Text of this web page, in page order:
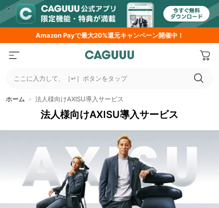
AmazonPayで最大20%還元キャンペーン開催中！
ここに入力して、［↵］ボタンをタップ
ホーム ＞ 法人様向けAXISU導入サービス
法人様向けAXISU導入サービス